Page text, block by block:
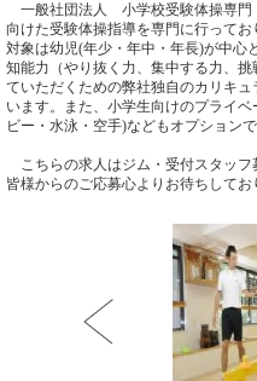
一般社団法人 小学校受験体操専門
向けた受験体操指導を専門に行ってお
対象は幼児(年少・年中・年長)が中心
知能力（やり抜く力、集中する力、
ていただくための弊社独自のカリキ
います。また、小学生向けのプライ
ビー・水泳・空手)などもオプションで
こちらの求人はジム・受付スタッフ
皆様からのご応募心よりお待ちしてお